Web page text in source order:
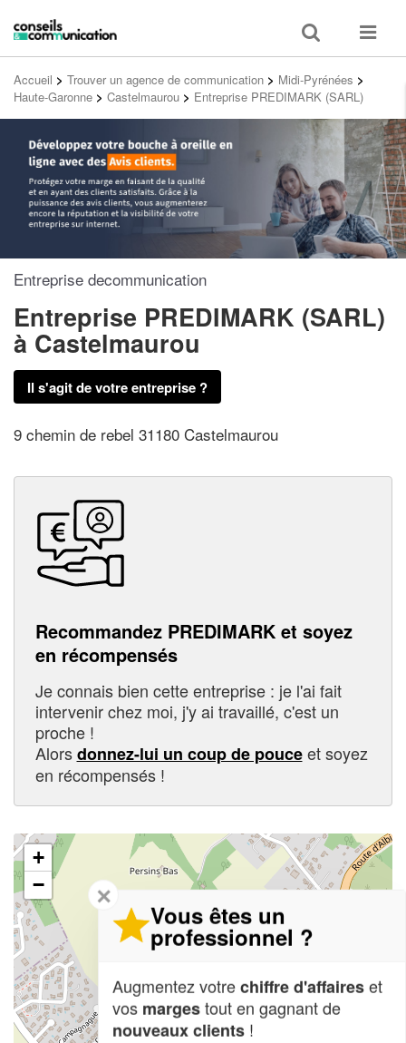
Toggle
search
Toggle
Accueil > Trouver un agence de communication > Midi-Pyrénées >
Haute-Garonne > Castelmaurou > Entreprise PREDIMARK (SARL)
Entreprise decommunication
Entreprise PREDIMARK (SARL)
à Castelmaurou
Il s'agit de votre entreprise ?
9 chemin de rebel 31180 Castelmaurou
Recommandez PREDIMARK et soyez
en récompensés
Je connais bien cette entreprise : je l'ai fait
intervenir chez moi, j'y ai travaillé, c'est un
proche !
Alorsdonnez-lui un coup de pouceet soyez
en récompensés !
+
−
✕
Vous êtes un
professionnel ?
Augmentez votrechiffre d'affaireset
vos margestout en gagnant de
nouveaux clients !